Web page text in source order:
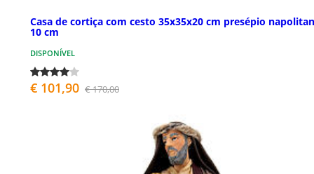
Casa de cortiça com cesto 35x35x20 cm presépio
10 cm
DISPONÍVEL
€ 101,90 € 170,00